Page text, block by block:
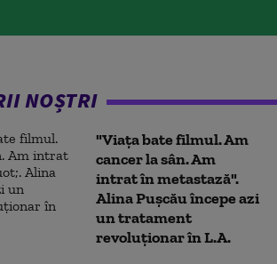
NOȘTRI
"Viața bate filmul. Am
cancer la sân. Am
intrat în metastază".
Alina Pușcău începe azi
un tratament
revoluționar în L.A.